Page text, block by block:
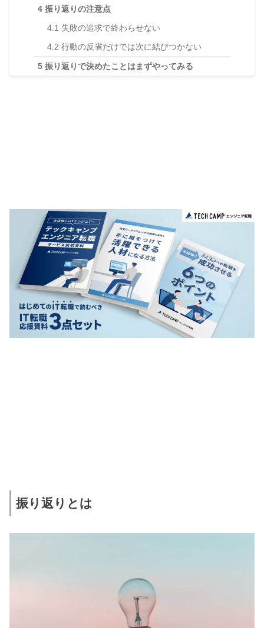
4 振り返りの注意点
4.1 失敗の追求で終わらせない
4.2 行動の反省だけでは次に結びつかない
5 振り返りで決めたことはまずやってみる
振り返りとは